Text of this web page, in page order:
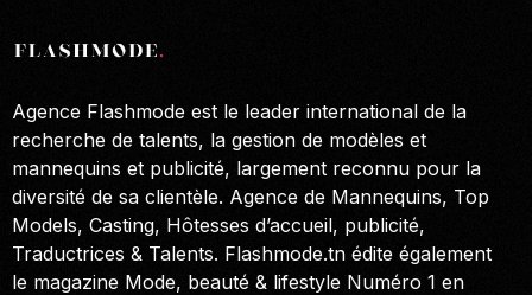
Agence Flashmode est le leader international de la
recherche de talents, la gestion de modèles et
mannequins et publicité, largement reconnu pour la
diversité de sa clientèle. Agence de Mannequins, Top
Models, Casting, Hôtesses d’accueil, publicité,
Traductrices & Talents. Flashmode.tn édite également
le magazine Mode, beauté & lifestyle Numéro 1 en